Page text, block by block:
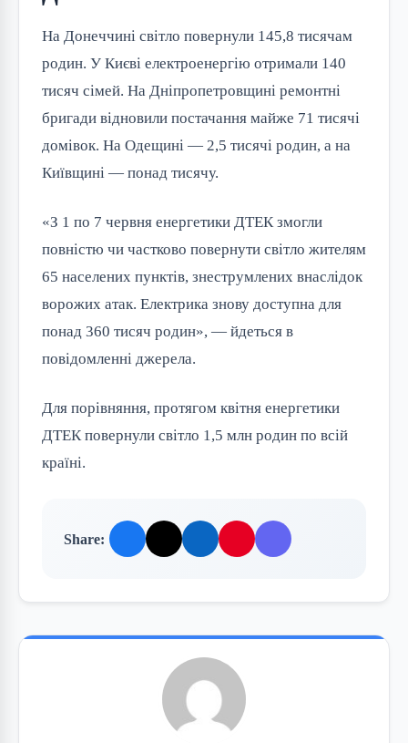
На Донеччині світло повернули 145,8 тисячам
родин. У Києві електроенергію отримали 140
тисяч сімей. На Дніпропетровщині ремонтні
бригади відновили постачання майже 71 тисячі
домівок. На Одещині — 2,5 тисячі родин, а на
Київщині — понад тисячу.
«З 1 по 7 червня енергетики ДТЕК змогли
повністю чи частково повернути світло жителям
65 населених пунктів, знеструмлених внаслідок
ворожих атак. Електрика знову доступна для
понад 360 тисяч родин», — йдеться в
повідомленні джерела.
Для порівняння, протягом квітня енергетики
ДТЕК повернули світло 1,5 млн родин по всій
країні.
Share: